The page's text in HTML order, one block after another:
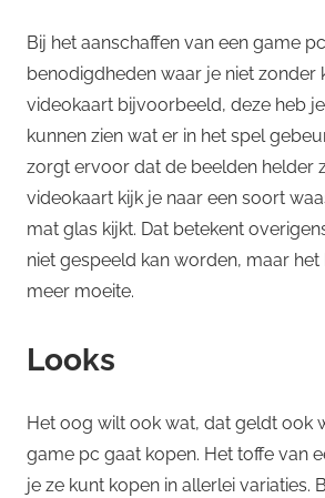
Bij het aanschaffen van een game
benodigdheden waar je niet zonder
videokaart bijvoorbeeld, deze heb
kunnen zien wat er in het spel
zorgt ervoor dat de beelden helder
videokaart kijk je naar een soort
mat glas kijkt. Dat betekent
niet gespeeld kan worden, maar
meer moeite.
Looks
Het oog wilt ook wat, dat geldt ook
game pc gaat kopen. Het toffe van
je ze kunt kopen in allerlei variaties.